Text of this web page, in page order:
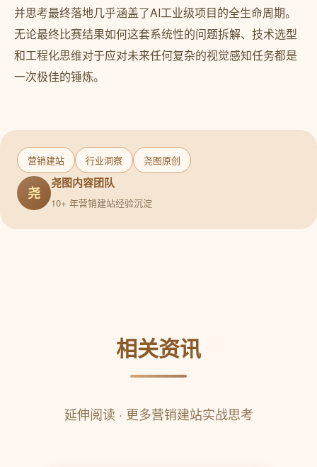
并思考最终落地几乎涵盖了AI工业级项目的全生命周期。
无论最终比赛结果如何这套系统性的问题拆解、技术选型
和工程化思维对于应对未来任何复杂的视觉感知任务都是
一次极佳的锤炼。
营销建站 行业洞察 尧图原创
尧
尧图内容团队
10+ 年营销建站经验沉淀
相关资讯
延伸阅读 · 更多营销建站实战思考